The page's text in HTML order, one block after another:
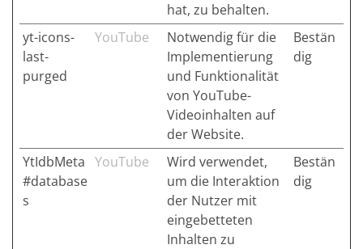
hat, zu behalten.
yt-icons-
last-
purged
YouTube
Notwendig für die
Implementierung
und Funktionalität
von YouTube-
Videoinhalten auf
der Website.
Bestän
dig
YtIdbMeta
#database
s
YouTube
Wird verwendet,
um die Interaktion
der Nutzer mit
eingebetteten
Inhalten zu
Bestän
dig